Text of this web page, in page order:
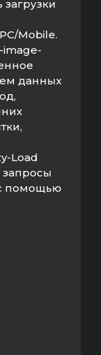
Mobile.
image-
данных
Load
помощью